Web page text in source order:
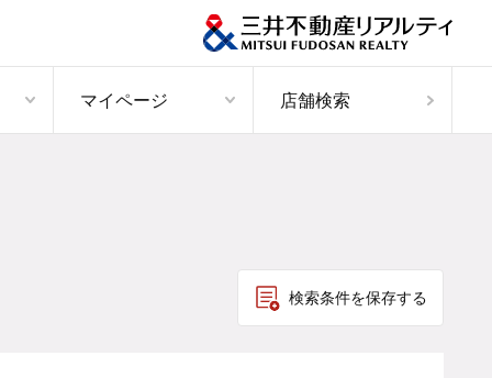
マイページ 店舗検索
検索条件を保存する